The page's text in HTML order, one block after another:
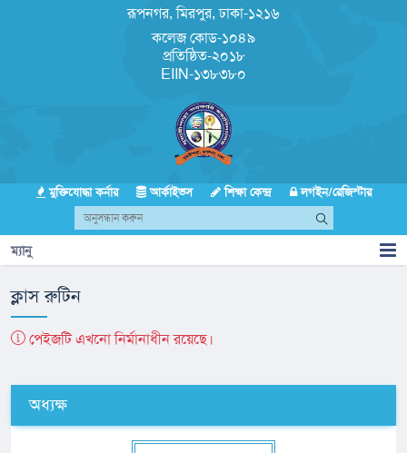
রূপনগর, মিরপুর, ঢাকা-১২১৬
কলেজ কোড-১০৪৯
প্রতিষ্ঠিত-২০১৮
EIIN-১৩৮৩৮০
মুক্তিযোদ্ধা কর্নার আর্কাইভস শিক্ষা কেন্দ্র লগইন/রেজিস্টার
ম্যানু
ক্লাস রুটিন
পেইজটি এখনো নির্মানাধীন রয়েছে।
অধ্যক্ষ